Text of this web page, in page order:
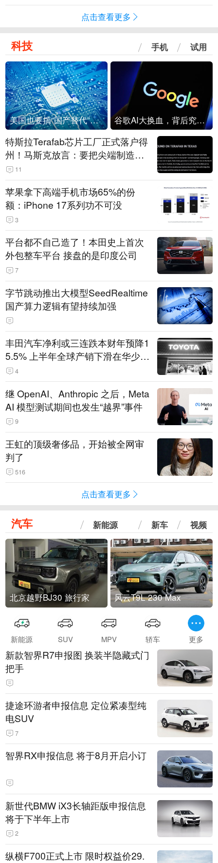
点击查看更多
科技 手机 试用
美国也要搞“国产替代”？先算清三笔账 谷歌AI大换血，背后究竟发生了什么？
特斯拉Terafab芯片工厂正式落户得
州！马斯克放言：要把尖端制造带
回美国
11
苹果拿下高端手机市场65%的份
额：iPhone 17系列功不可没
3
平台都不自己造了！本田史上首次
外包整车平台 接盘的是印度公司
7
字节跳动推出大模型SeedRealtime
国产算力逻辑有望持续加强
丰田汽车净利或三连跌本财年预降1
5.5% 上半年全球产销下滑在华少卖
14.3万辆
4
继 OpenAI、Anthropic 之后，Meta
AI 模型测试期间也发生“越界”事件
9
王虹的顶级奢侈品，开始被全网审
判了
516
点击查看更多
汽车 新能源 新车 视频
北京越野BJ30 旅行家 风云T9L 230 Max
新能源 SUV MPV 轿车 更多
新款智界R7申报图 换装半隐藏式门
把手
捷途环游者申报信息 定位紧凑型纯
电SUV
7
智界RX申报信息 将于8月开启小订
新世代BMW iX3长轴距版申报信息
将于下半年上市
2
纵横F700正式上市 限时权益价29.